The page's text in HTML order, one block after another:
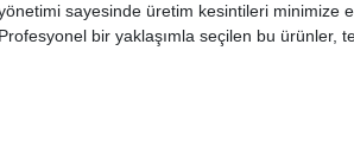
sayesinde üretim kesintileri minimize
Profesyonel bir yaklaşımla seçilen bu ürünler,